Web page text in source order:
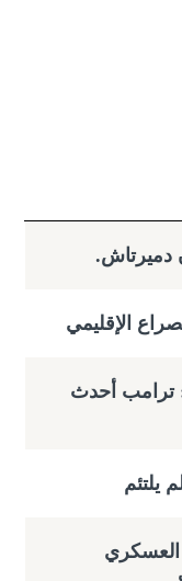
دميرتاش.
الإقليمي
​ترامب أحدث
يلتئم